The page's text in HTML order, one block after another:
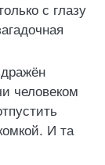
с глазу
человеком
И та